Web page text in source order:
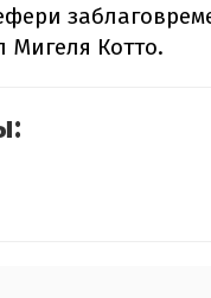
Мигеля Котто.